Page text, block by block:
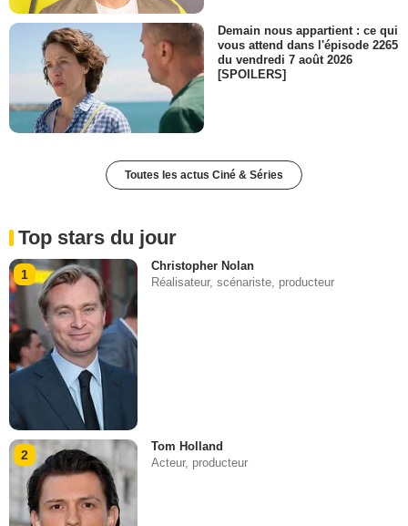
Demain nous appartient : ce qui
vous attend dans l'épisode 2265
du vendredi 7 août 2026
[SPOILERS]
Toutes les actus Ciné & Séries
Top stars du jour
1
Christopher Nolan
Réalisateur, scénariste, producteur
2
Tom Holland
Acteur, producteur